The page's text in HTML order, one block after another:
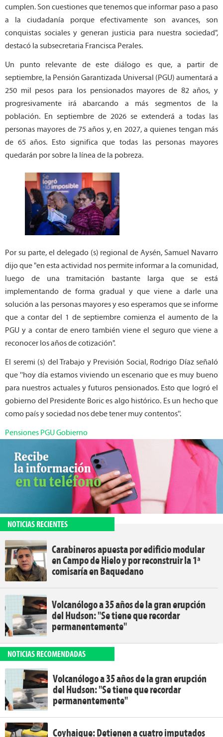
cumplen. Son cuestiones que tenemos que informar paso a paso
a la ciudadanía porque efectivamente son avances, son
conquistas sociales y generan justicia para nuestra sociedad",
destacó la subsecretaria Francisca Perales.
Un punto relevante de este diálogo es que, a partir de
septiembre, la Pensión Garantizada Universal (PGU) aumentará a
250 mil pesos para los pensionados mayores de 82 años, y
progresivamente irá abarcando a más segmentos de la
población. En septiembre de 2026 se extenderá a todas las
personas mayores de 75 años y, en 2027, a quienes tengan más
de 65 años. Esto significa que todas las personas mayores
quedarán por sobre la línea de la pobreza.
Por su parte, el delegado (s) regional de Aysén, Samuel Navarro
dijo que "en esta actividad nos permite informar a la comunidad,
luego de una tramitación bastante larga que se está
implementando de forma gradual y que viene a darle una
solución a las personas mayores y eso esperamos que se informe
que a contar del 1 de septiembre comienza el aumento de la
PGU y a contar de enero también viene el seguro que viene a
reconocer los años de cotización".
El seremi (s) del Trabajo y Previsión Social, Rodrigo Díaz señaló
que ''hoy día estamos viviendo un escenario que es muy bueno
para nuestros actuales y futuros pensionados. Esto que logró el
gobierno del Presidente Boric es algo histórico. Es un hecho que
como país y sociedad nos debe tener muy contentos''.
Pensiones PGU Gobierno
NOTICIAS RECIENTES
Carabineros apuesta por edificio modular
en Campo de Hielo y por reconstruir la 1ª
comisaría en Baquedano
Volcanólogo a 35 años de la gran erupción
del Hudson: "Se tiene que recordar
permanentemente"
NOTICIAS RECOMENDADAS
Volcanólogo a 35 años de la gran erupción
del Hudson: "Se tiene que recordar
permanentemente"
Coyhaique: Detienen a cuatro imputados